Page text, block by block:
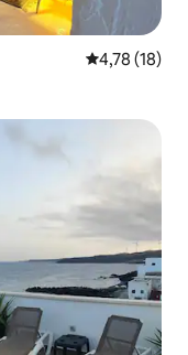
Priemerné
4,78 (18)